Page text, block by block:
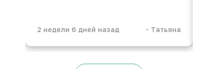
2 недели 6 дней назад - Татьяна